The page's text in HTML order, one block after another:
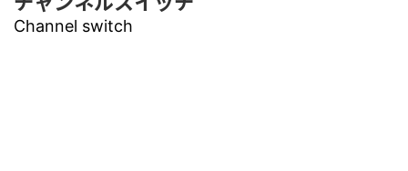
Channel switch